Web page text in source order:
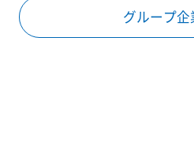
グループ企